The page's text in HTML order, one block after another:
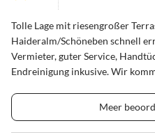
Tolle Lage mit riesengroßer
Haideralm/Schöneben schnell
Vermieter, guter Service,
Endreinigung inkusive. Wir
Meer